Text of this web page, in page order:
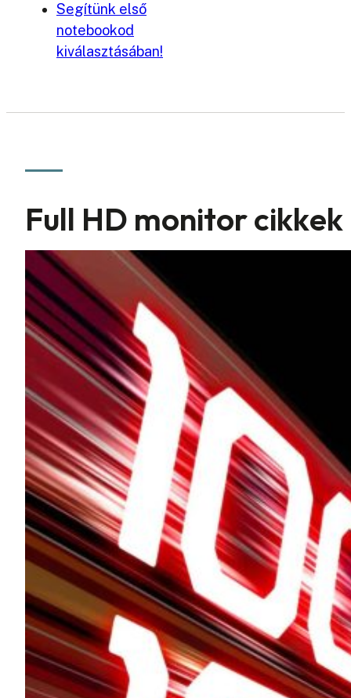
Segítünk első
notebookod
kiválasztásában!
Full HD monitor cikkek